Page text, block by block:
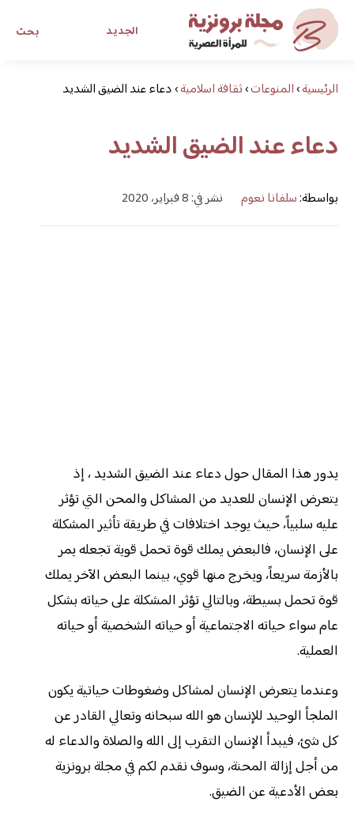
بحث الجديد
مجلة برونزية للفتاة العصرية
ابحث عن أي موضوع يهمك
الرئيسية›المنوعات›ثقافة اسلامية›دعاء عند الضيق الشديد
دعاء عند الضيق الشديد
بواسطة:سلفانا نعوم نشر في: 8 فبراير، 2020
يدور هذا المقال حول دعاء عند الضيق الشديد ، إذ
يتعرض الإنسان للعديد من المشاكل والمحن التي تؤثر
عليه سلبياً، حيث يوجد اختلافات في طريقة تأثير المشكلة
على الإنسان، فالبعض يملك قوة تحمل قوية تجعله يمر
بالأزمة سريعاً، ويخرج منها قوي، بينما البعض الآخر يملك
قوة تحمل بسيطة، وبالتالي تؤثر المشكلة على حياته بشكل
عام سواء حياته الاجتماعية أو حياته الشخصية أو حياته
العملية.
وعندما يتعرض الإنسان لمشاكل وضغوطات حياتية يكون
الملجأ الوحيد للإنسان هو الله سبحانه وتعالي القادر عن
كل شئ، فيبدأ الإنسان التقرب إلى الله والصلاة والدعاء له
من أجل إزالة المحنة، وسوف نقدم لكم في مجلة برونزية
بعض الأدعية عن الضيق.